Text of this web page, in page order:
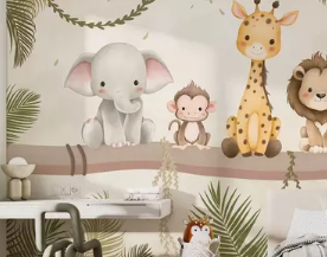
Standard
27.00 €/m²
Premium
56.6734.00€/m²
Vinil Premium
65.0039.00€/m²